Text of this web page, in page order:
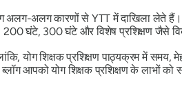
अलग-अलग कारणों से YTT में दाखिला लेते हैं।
200 घंटे, 300 घंटे और विशेष प्रशिक्षण जैसे
योग शिक्षक प्रशिक्षण पाठ्यक्रम में
आपको योग शिक्षक प्रशिक्षण के लाभों